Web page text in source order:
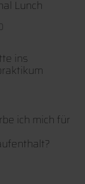
Lunch
ins
ich mich für